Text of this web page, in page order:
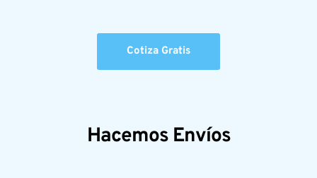
Cotiza Gratis
Hacemos Envíos